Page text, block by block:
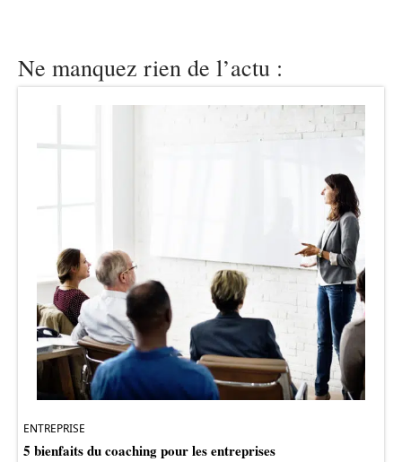
Ne manquez rien de l’actu :
ENTREPRISE
5 bienfaits du coaching pour les entreprises